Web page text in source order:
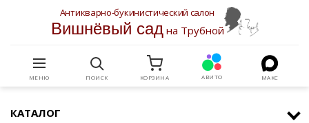
Антикварно-букинистический салон
Вишнёвый садна Трубной
МЕНЮ ПОИСК КОРЗИНА АВИТО МАКС
КАТАЛОГ